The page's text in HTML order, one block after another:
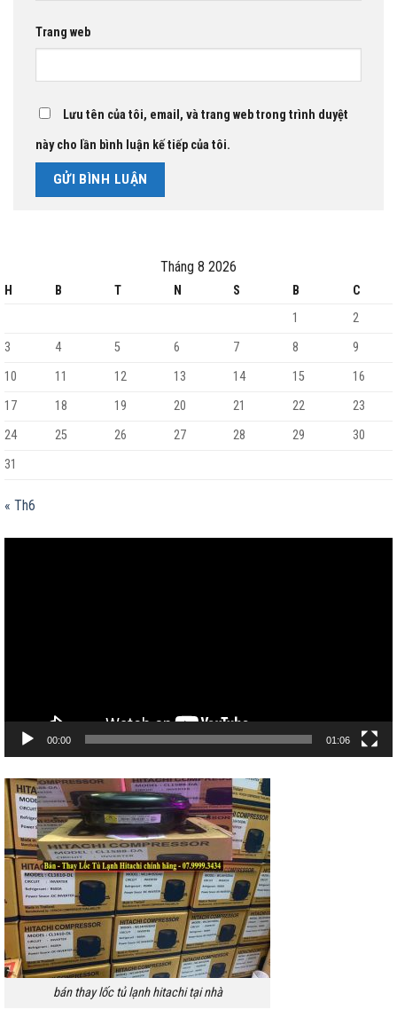
Trang web
Lưu tên của tôi, email, và trang web trong trình duyệt
này cho lần bình luận kế tiếp của tôi.
Tháng 8 2026
H B T N S B
C
1
2
3
4 5 6 7 8
9
10
11 12 13 14 15
16
17
18 19 20 21 22
23
24
25 26 27 28 29
30
31
« Th6
00:00 01:06
bán thay lốc tủ lạnh hitachi tại nhà